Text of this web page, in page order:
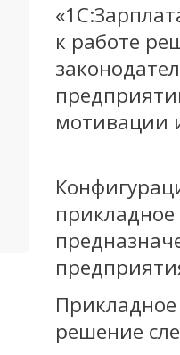
к работе
мотивации
решение